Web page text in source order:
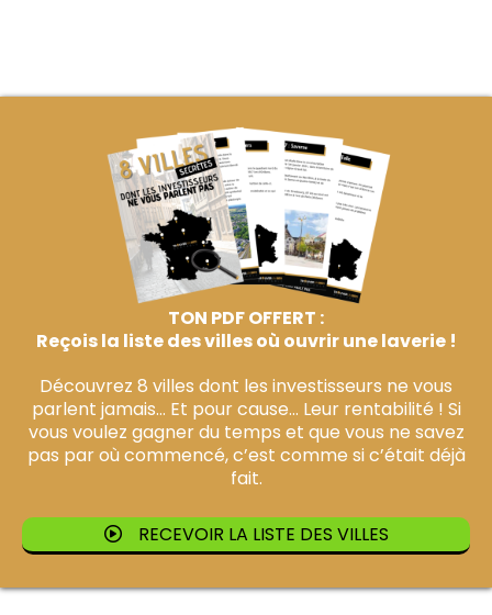
TON PDF OFFERT :
Reçois la liste des villes où ouvrir une laverie !
Découvrez 8 villes dont les investisseurs ne vous
parlent jamais… Et pour cause… Leur rentabilité ! Si
vous voulez gagner du temps et que vous ne savez
pas par où commencé, c’est comme si c’était déjà
fait.
RECEVOIR LA LISTE DES VILLES